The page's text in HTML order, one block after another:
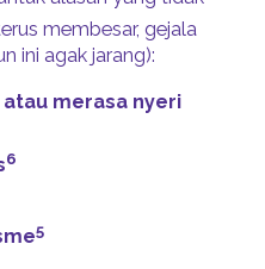
membesar, gejala
ini agak jarang):
merasa nyeri
6
5